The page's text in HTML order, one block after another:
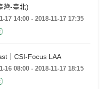
灣-臺北)
17 14:00 - 2018-11-17 17:35
｜CSI-Focus LAA
16 08:00 - 2018-11-17 18:15